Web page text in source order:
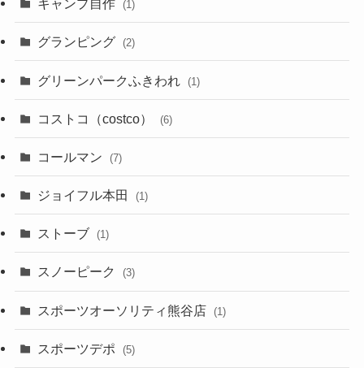
キャンプ自作 (1)
グランピング (2)
グリーンパークふきわれ (1)
コストコ（costco） (6)
コールマン (7)
ジョイフル本田 (1)
ストーブ (1)
スノーピーク (3)
スポーツオーソリティ熊谷店 (1)
スポーツデポ (5)